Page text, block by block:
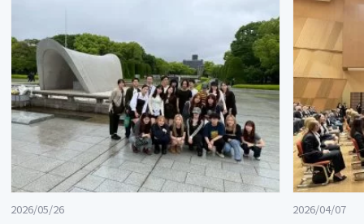
2026/05/26 2026/04/07